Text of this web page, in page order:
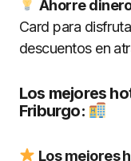
Ahorre
Card para
descuentos en
Los mejores
Friburgo:
Los mejores